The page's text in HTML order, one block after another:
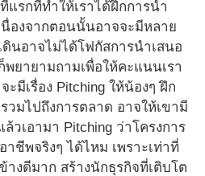
แรกที่ทำให้เราได้ฝึกการนำ
นื่องจากตอนนั้นอาจจะมีหลาย
ดินอาจไม่ได้โฟกัสการนำเสนอ
พยายามถามเพื่อให้คะแนนเรา
มีเรื่อง Pitching ให้น้องๆ ฝึก
มไปถึงการตลาด อาจให้เขามี
วเอามา Pitching ว่าโครงการ
ชีพจริงๆ ได้ไหม เพราะเท่าที่
งดีมาก สร้างนักธุรกิจที่เติบโต